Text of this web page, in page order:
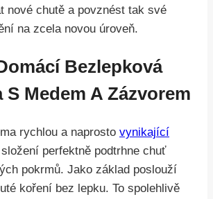
nové chutě a povznést tak své
na zcela novou úroveň.
Bezlepková
S Medem A Zázvorem
rychlou a naprosto vynikající
perfektně podtrhne chuť
pokrmů. Jako základ poslouží
koření bez lepku. To spolehlivě